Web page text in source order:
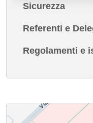
Sicurezza
Referenti e
Regolamenti e
Immagine